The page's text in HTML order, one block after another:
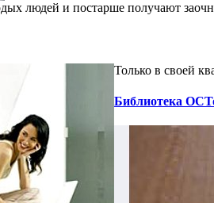
людей и постарше получают
Только в своей
Библиотека